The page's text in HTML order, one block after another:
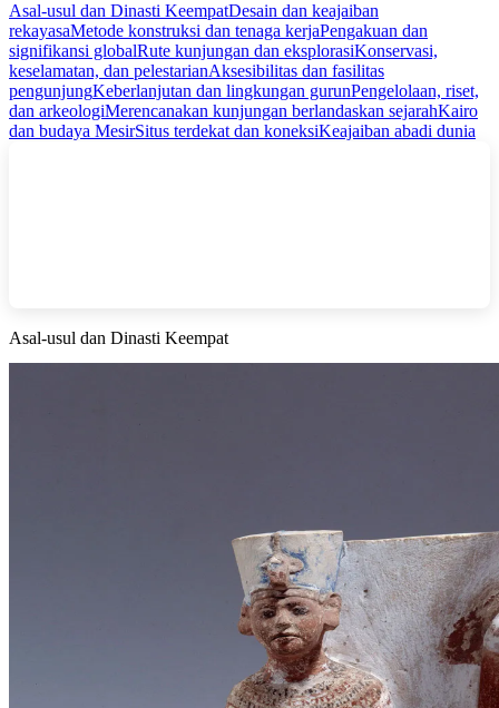
Asal‑usul dan Dinasti KeempatDesain dan keajaiban
rekayasaMetode konstruksi dan tenaga kerjaPengakuan dan
signifikansi globalRute kunjungan dan eksplorasiKonservasi,
keselamatan, dan pelestarianAksesibilitas dan fasilitas
pengunjungKeberlanjutan dan lingkungan gurunPengelolaan, riset,
dan arkeologiMerencanakan kunjungan berlandaskan sejarahKairo
dan budaya MesirSitus terdekat dan koneksiKeajaiban abadi dunia
Asal‑usul dan Dinasti Keempat